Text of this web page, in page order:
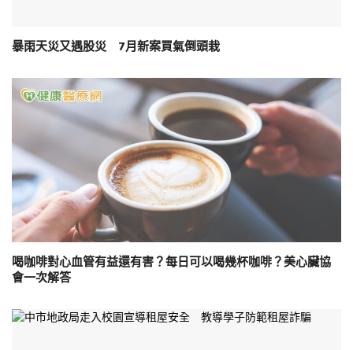
暴雨天災又遇股災 7月新案買氣倒頭栽
喝咖啡對心血管有益還有害？每日可以喝幾杯咖啡？美心臟協
會一次解答